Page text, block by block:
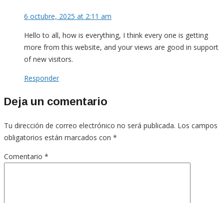
6 octubre, 2025 at 2:11 am
Hello to all, how is everything, I think every one is getting
more from this website, and your views are good in support
of new visitors.
Responder
Deja un comentario
Tu dirección de correo electrónico no será publicada. Los campos
obligatorios están marcados con *
Comentario *